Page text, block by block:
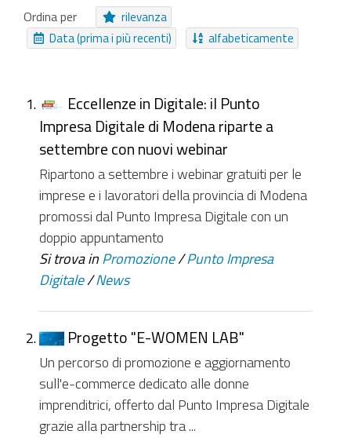
Pagamento Online
Procedure
Immagine Collezione
File
Collegamento
Moduli
Struttura
Collezione Inviabile
NUOVI ELEMENTI DA
Da ieri
Nell'ultima settimana
Nell'ultimo mese
Da sempre
Ordina per
rilevanza
Data (prima i più recenti)
alfabeticamente
Eccellenze in Digitale: il Punto
Impresa Digitale di Modena riparte a
settembre con nuovi webinar
Ripartono a settembre i webinar gratuiti per le
imprese e i lavoratori della provincia di Modena
promossi dal Punto Impresa Digitale con un
doppio appuntamento
Si trova in Promozione /Punto Impresa
Digitale /News
Progetto "E-WOMEN LAB"
Un percorso di promozione e aggiornamento
sull'e-commerce dedicato alle donne
imprenditrici, offerto dal Punto Impresa Digitale
grazie alla partnership tra ...